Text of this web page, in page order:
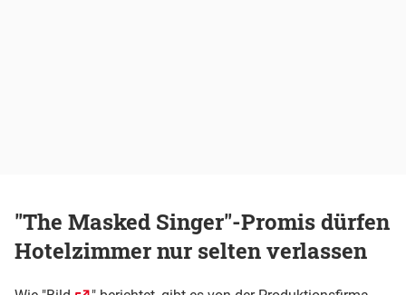
"The Masked Singer"-Promis dürfen
Hotelzimmer nur selten verlassen